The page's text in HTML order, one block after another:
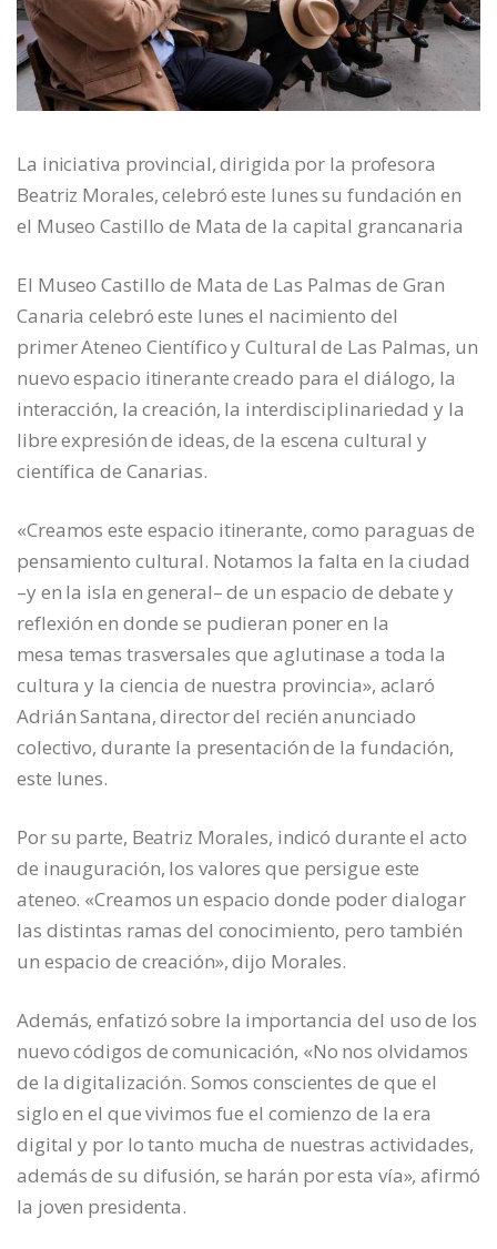
La iniciativa provincial, dirigida por la profesora
Beatriz Morales, celebró este lunes su fundación en
el Museo Castillo de Mata de la capital grancanaria
El Museo Castillo de Mata de Las Palmas de Gran
Canaria celebró este lunes el nacimiento del
primer Ateneo Científico y Cultural de Las Palmas, un
nuevo espacio itinerante creado para el diálogo, la
interacción, la creación, la interdisciplinariedad y la
libre expresión de ideas, de la escena cultural y
científica de Canarias.
«Creamos este espacio itinerante, como paraguas de
pensamiento cultural. Notamos la falta en la ciudad
–y en la isla en general– de un espacio de debate y
reflexión en donde se pudieran poner en la
mesa temas trasversales que aglutinase a toda la
cultura y la ciencia de nuestra provincia», aclaró
Adrián Santana, director del recién anunciado
colectivo, durante la presentación de la fundación,
este lunes.
Por su parte, Beatriz Morales, indicó durante el acto
de inauguración, los valores que persigue este
ateneo. «Creamos un espacio donde poder dialogar
las distintas ramas del conocimiento, pero también
un espacio de creación», dijo Morales.
Además, enfatizó sobre la importancia del uso de los
nuevo códigos de comunicación, «No nos olvidamos
de la digitalización. Somos conscientes de que el
siglo en el que vivimos fue el comienzo de la era
digital y por lo tanto mucha de nuestras actividades,
además de su difusión, se harán por esta vía», afirmó
la joven presidenta.